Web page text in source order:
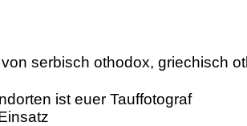
serbisch othodox, griechisch
ist euer Tauffotograf